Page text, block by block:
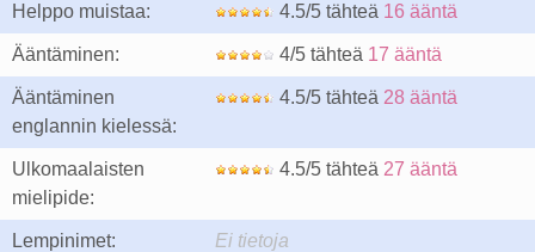
Helppo muistaa: 4.5/5 tähteä 16 ääntä
Ääntäminen: 4/5 tähteä 17 ääntä
Ääntäminen
englannin kielessä:
4.5/5 tähteä 28 ääntä
Ulkomaalaisten
mielipide:
4.5/5 tähteä 27 ääntä
Lempinimet: Ei tietoja